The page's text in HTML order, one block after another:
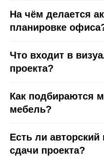
На чём делается
планировке
Что входит в
проекта?
Как подбираются
мебель?
Есть ли авторский
сдачи проекта?